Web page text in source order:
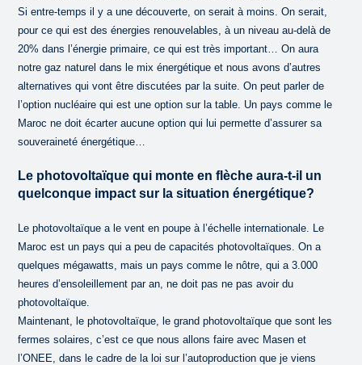
Si entre-temps il y a une découverte, on serait à moins. On serait,
pour ce qui est des énergies renouvelables, à un niveau au-delà de
20% dans l’énergie primaire, ce qui est très important… On aura
notre gaz naturel dans le mix énergétique et nous avons d’autres
alternatives qui vont être discutées par la suite. On peut parler de
l’option nucléaire qui est une option sur la table. Un pays comme le
Maroc ne doit écarter aucune option qui lui permette d’assurer sa
souveraineté énergétique…
Le photovoltaïque qui monte en flèche aura-t-il un
quelconque impact sur la situation énergétique?
Le photovoltaïque a le vent en poupe à l’échelle internationale. Le
Maroc est un pays qui a peu de capacités photovoltaïques. On a
quelques mégawatts, mais un pays comme le nôtre, qui a 3.000
heures d’ensoleillement par an, ne doit pas ne pas avoir du
photovoltaïque.
Maintenant, le photovoltaïque, le grand photovoltaïque que sont les
fermes solaires, c’est ce que nous allons faire avec Masen et
l’ONEE, dans le cadre de la loi sur l’autoproduction que je viens